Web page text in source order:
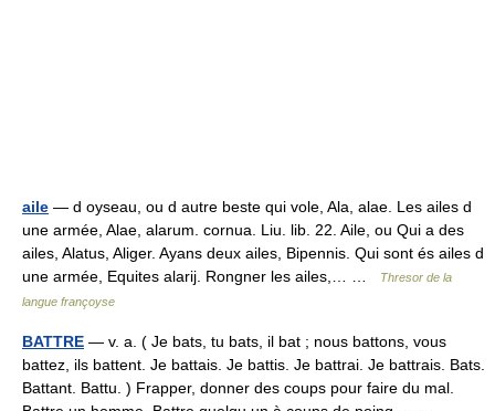
aile — d oyseau, ou d autre beste qui vole, Ala, alae. Les ailes d
une armée, Alae, alarum. cornua. Liu. lib. 22. Aile, ou Qui a des
ailes, Alatus, Aliger. Ayans deux ailes, Bipennis. Qui sont és ailes d
une armée, Equites alarij. Rongner les ailes,… …
Thresor de la
langue françoyse
BATTRE — v. a. ( Je bats, tu bats, il bat ; nous battons, vous
battez, ils battent. Je battais. Je battis. Je battrai. Je battrais. Bats.
Battant. Battu. ) Frapper, donner des coups pour faire du mal.